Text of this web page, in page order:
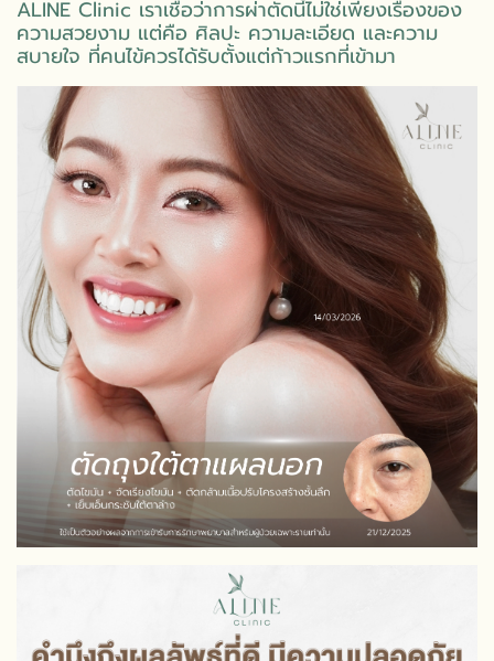
ALINE Clinic เราเชื่อว่าการผ่าตัดนี้ไม่ใช่เพียงเรื่องของ
ความสวยงาม แต่คือ ศิลปะ ความละเอียด และความ
สบายใจ ที่คนไข้ควรได้รับตั้งแต่ก้าวแรกที่เข้ามา